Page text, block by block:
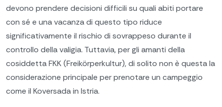
devono prendere decisioni difficili su quali abiti portare
con sé e una vacanza di questo tipo riduce
significativamente il rischio di sovrappeso durante il
controllo della valigia. Tuttavia, per gli amanti della
cosiddetta FKK (Freikörperkultur), di solito non è questa la
considerazione principale per prenotare un campeggio
come il Koversada in Istria.